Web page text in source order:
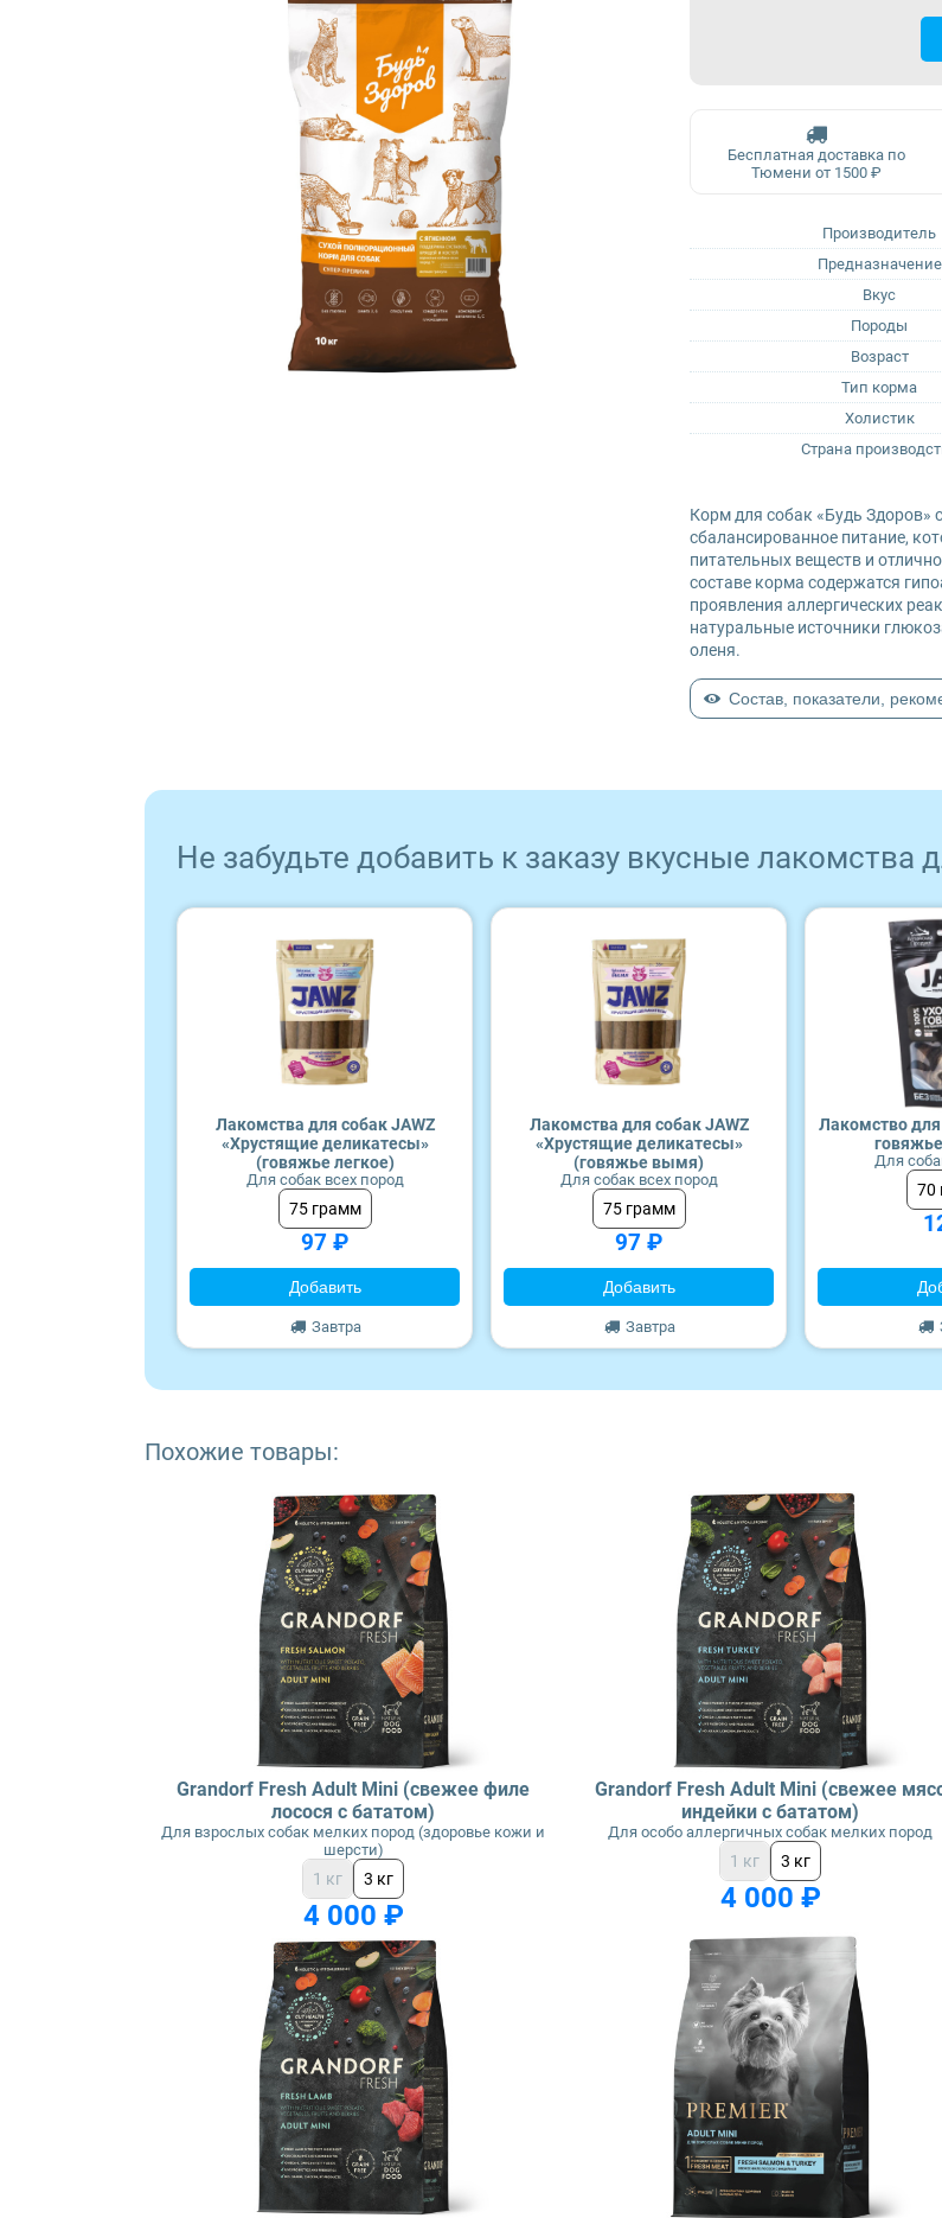
Бесплатная доставка по
Тюмени от 1500 ₽
Производитель
Предназначение
Вкус
Породы
Возраст
Тип корма
Холистик
Страна
Корм для собак «Будь Здоров»
сбалансированное питание,
питательных веществ и
составе корма содержатся
проявления аллергических
натуральные источники
оленя.
Состав, показатели,
Не забудьте добавить к заказу вкусные лакомства
Лакомства для собак JAWZ
«Хрустящие деликатесы»
(говяжье легкое)
Для собак всех пород
75 грамм
97 ₽
Добавить
Завтра
Лакомства для собак JAWZ
«Хрустящие деликатесы»
(говяжье вымя)
Для собак всех пород
75 грамм
97 ₽
Добавить
Завтра
Лакомство для
Для
70
Похожие товары:
Grandorf Fresh Adult Mini (свежее филе
лосося с бататом)
Для взрослых собак мелких пород (здоровье кожи и
шерсти)
1 кг 3 кг
4 000 ₽
Grandorf Fresh Adult Mini (свежее
индейки с бататом)
Для особо аллергичных собак мелких пород
1 кг 3 кг
4 000 ₽